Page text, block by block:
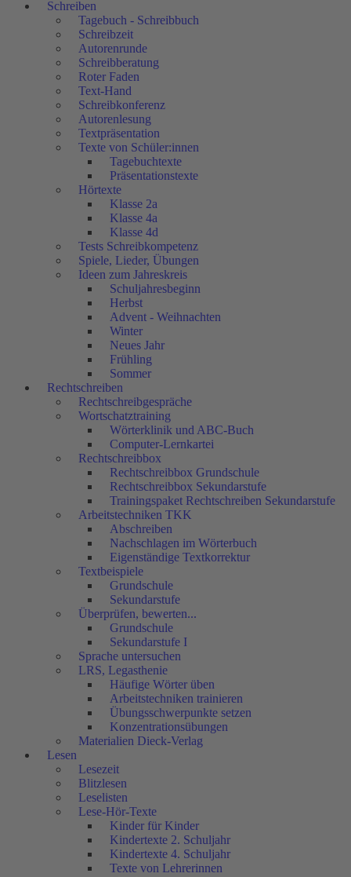
Schreiben
Tagebuch - Schreibbuch
Schreibzeit
Autorenrunde
Schreibberatung
Roter Faden
Text-Hand
Schreibkonferenz
Autorenlesung
Textpräsentation
Texte von Schüler:innen
Tagebuchtexte
Präsentationstexte
Hörtexte
Klasse 2a
Klasse 4a
Klasse 4d
Tests Schreibkompetenz
Spiele, Lieder, Übungen
Ideen zum Jahreskreis
Schuljahresbeginn
Herbst
Advent - Weihnachten
Winter
Neues Jahr
Frühling
Sommer
Rechtschreiben
Rechtschreibgespräche
Wortschatztraining
Wörterklinik und ABC-Buch
Computer-Lernkartei
Rechtschreibbox
Rechtschreibbox Grundschule
Rechtschreibbox Sekundarstufe
Trainingspaket Rechtschreiben Sekundarstufe
Arbeitstechniken TKK
Abschreiben
Nachschlagen im Wörterbuch
Eigenständige Textkorrektur
Textbeispiele
Grundschule
Sekundarstufe
Überprüfen, bewerten...
Grundschule
Sekundarstufe I
Sprache untersuchen
LRS, Legasthenie
Häufige Wörter üben
Arbeitstechniken trainieren
Übungsschwerpunkte setzen
Konzentrationsübungen
Materialien Dieck-Verlag
Lesen
Lesezeit
Blitzlesen
Leselisten
Lese-Hör-Texte
Kinder für Kinder
Kindertexte 2. Schuljahr
Kindertexte 4. Schuljahr
Texte von Lehrerinnen